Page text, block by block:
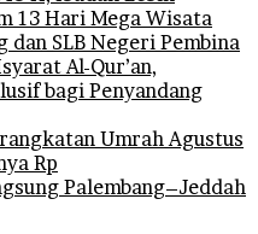
13 Hari Mega Wisata
dan SLB Negeri Pembina
Al-Qur’an,
bagi Penyandang
Umrah Agustus
Rp
Palembang–Jeddah